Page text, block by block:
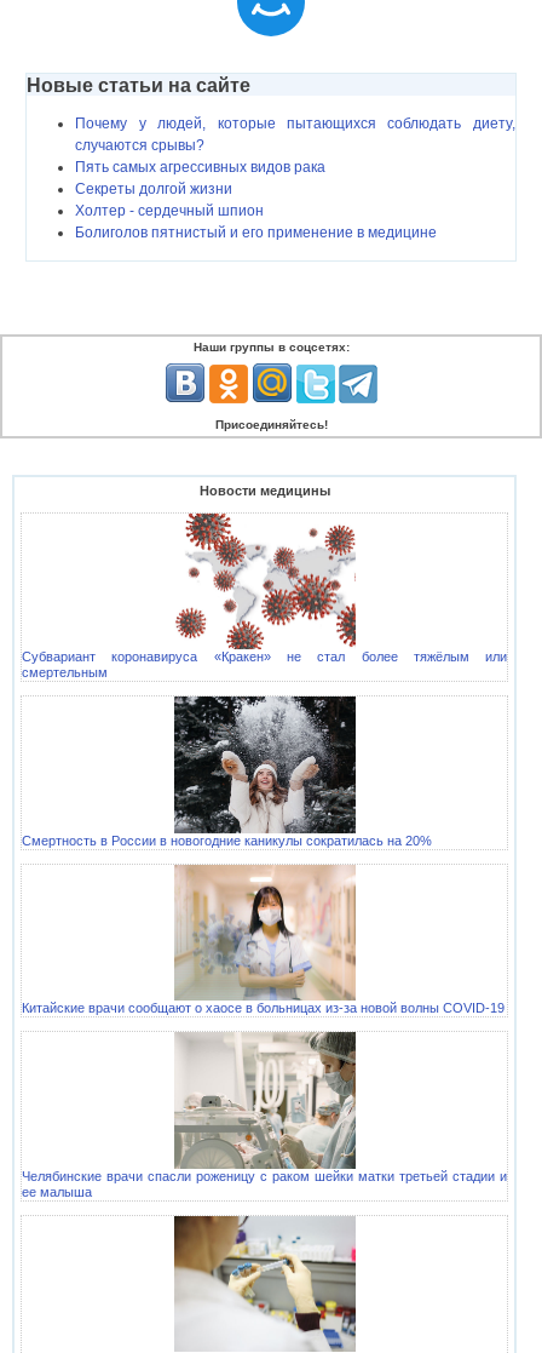
Новые статьи на сайте
Почему у людей, которые пытающихся соблюдать диету,
случаются срывы?
Пять самых агрессивных видов рака
Секреты долгой жизни
Холтер - сердечный шпион
Болиголов пятнистый и его применение в медицине
Наши группы в соцсетях:
Присоединяйтесь!
Новости медицины
Субвариант коронавируса «Кракен» не стал более тяжёлым или
смертельным
Смертность в России в новогодние каникулы сократилась на 20%
Китайские врачи сообщают о хаосе в больницах из-за новой волны COVID-19
Челябинские врачи спасли роженицу с раком шейки матки третьей стадии и
ее малыша